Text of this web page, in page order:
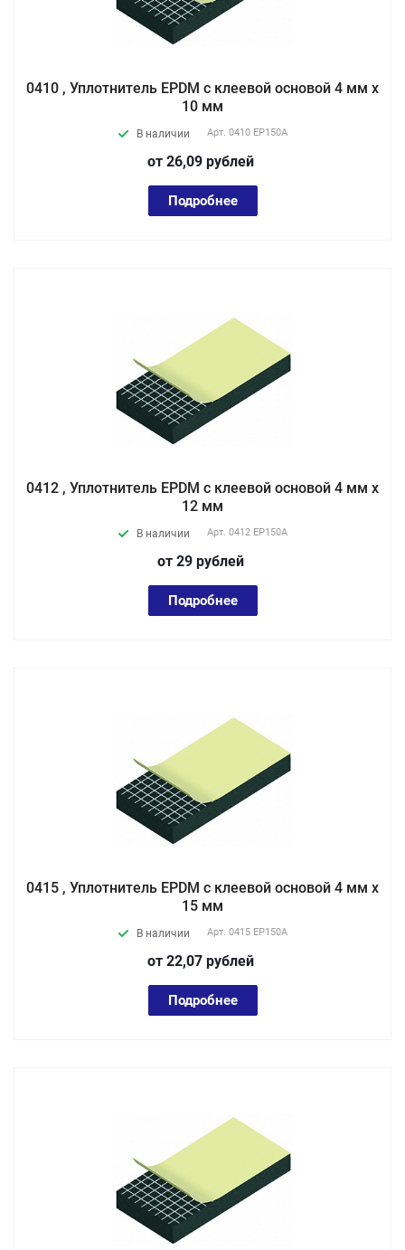
0410 , Уплотнитель EPDM с клеевой основой 4 мм х
10 мм
В наличии Арт. 0410 EP150А
от 26,09 рублей
Подробнее
0412 , Уплотнитель EPDM с клеевой основой 4 мм х
12 мм
В наличии Арт. 0412 EP150А
от 29 рублей
Подробнее
0415 , Уплотнитель EPDM с клеевой основой 4 мм х
15 мм
В наличии Арт. 0415 EP150А
от 22,07 рублей
Подробнее